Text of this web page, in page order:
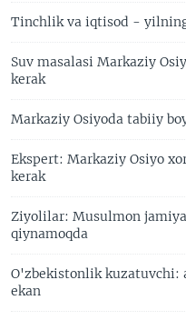
Tinchlik va iqtisod -
Suv masalasi Markaziy
kerak
Markaziy Osiyoda tabiiy
Ekspert: Markaziy Osiyo
kerak
Ziyolilar: Musulmon
qiynamoqda
O'zbekistonlik kuzatuvchi:
ekan